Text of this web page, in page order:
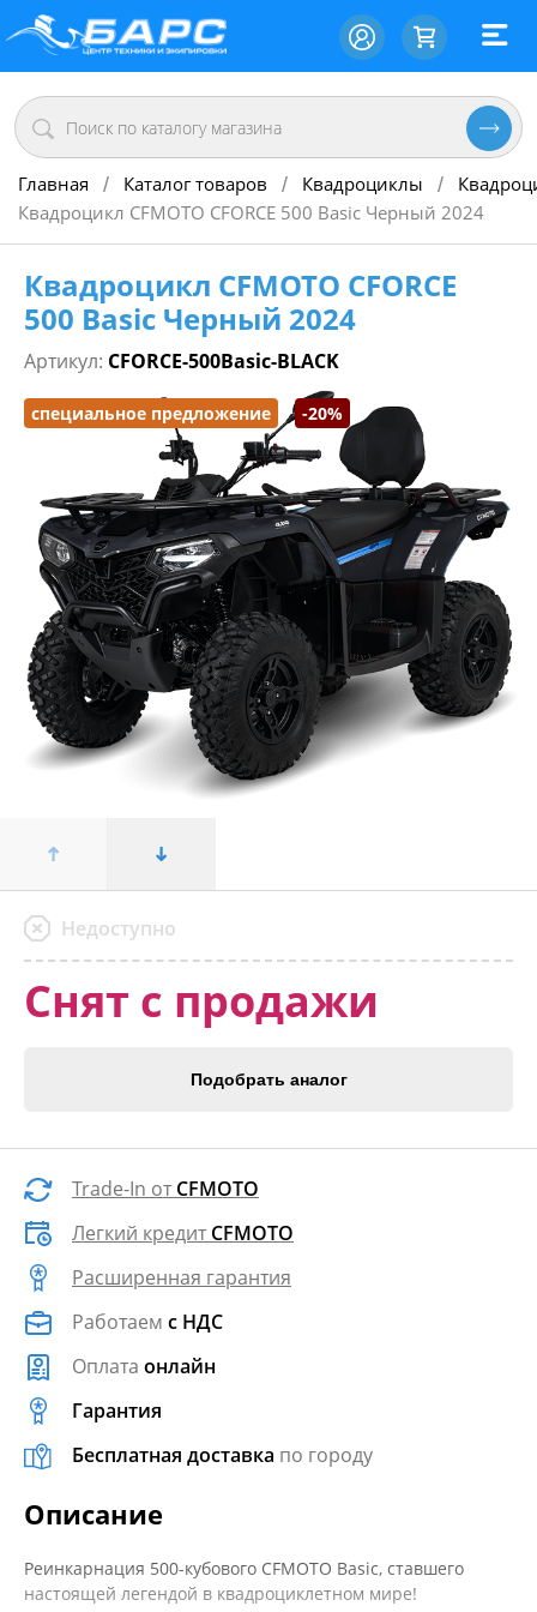
Главная / Каталог товаров / Квадроциклы /
Квадроцикл CFMOTO CFORCE 500 Basic Черный 2024
Квадроцикл CFMOTO CFORCE
500 Basic Черный 2024
Артикул: CFORCE-500Basic-BLACK
специальное предложение -20%
Недоступно
Снят с продажи
Подобрать аналог
Trade-In от CFMOTO
Легкий кредит CFMOTO
Расширенная гарантия
Работаем с НДС
Оплата онлайн
Гарантия
Бесплатная доставка по городу
Описание
Реинкарнация 500-кубового CFMOTO Basic, ставшего
настоящей легендой в квадроциклетном мире!